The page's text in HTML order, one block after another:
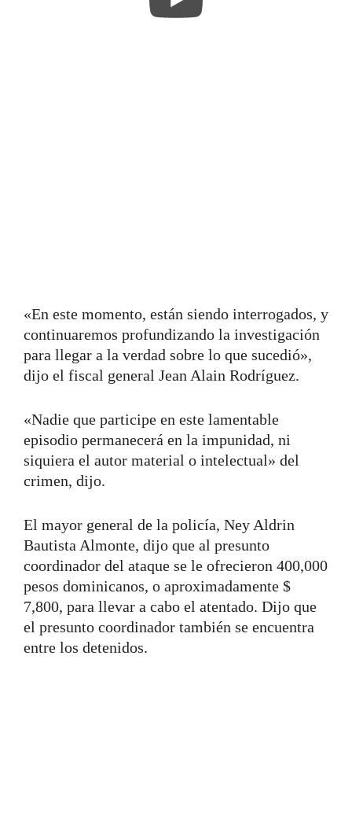
«En este momento, están siendo interrogados, y
continuaremos profundizando la investigación
para llegar a la verdad sobre lo que sucedió»,
dijo el fiscal general Jean Alain Rodríguez.
«Nadie que participe en este lamentable
episodio permanecerá en la impunidad, ni
siquiera el autor material o intelectual» del
crimen, dijo.
El mayor general de la policía, Ney Aldrin
Bautista Almonte, dijo que al presunto
coordinador del ataque se le ofrecieron 400,000
pesos dominicanos, o aproximadamente $
7,800, para llevar a cabo el atentado. Dijo que
el presunto coordinador también se encuentra
entre los detenidos.